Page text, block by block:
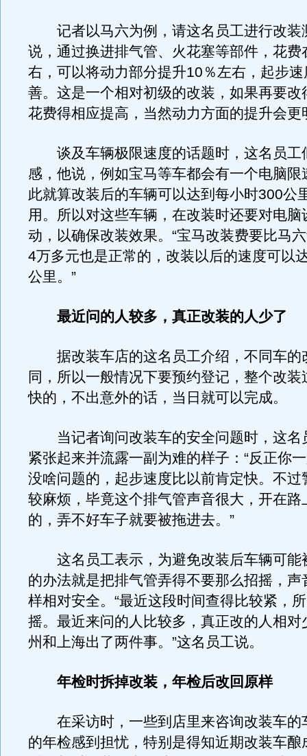
记者以马六为例，请这名员工进行改装
说，通过换进排气管、火花塞等部件，花费
右，可以将动力部分提升10％左右，起步
善。这是一个相对初级的改装，如果再要改
花费得相应提高，当然动力方面的提升会更
谈及车辆极限速度的话题时，这名员工
感，他说，例如宝马等车都会有一个电脑限
此就算改装后的车辆可以达到每小时300公
用。所以对这些车辆，在改装时还要对电脑
动，以确保改装效果。“宝马改装费要比马
4万多元也是正常的，改装以后的速度可以
公里。”
最近问的人较多，真正改装的人少了
据改装车店的这名员工介绍，不同车的
同，所以一般情况下要预约登记，整个改装
快的，不出意外的话，当日就可以完成。
当记者询问改装车的安全问题时，这名
紧张起来并流露一副为难的样子：“反正你
没啥问题的，起步速度比以前肯定快。不过
较麻烦，毕竟这个排气管声音很大，开在路
的，弄不好车子就要被拖进去。”
这名员工表示，为避免改装后车辆可能
的办法就是把排气管弄得不要那么招摇，声
样相对安全。“最近这段时间查得比较紧，
摇。最近来问的人比较多，真正改的人相对
州和上海出了两件事。”这名员工说。
年检时拆掉改装，年检后改回原样
在采访时，一些到店里来咨询改装车的
的年检感到担忧，特别是得知近期改装车酿